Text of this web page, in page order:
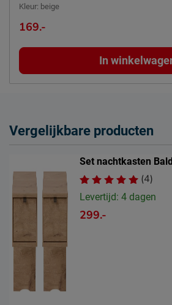
Kleur: beige
169.-
In
Vergelijkbare producten
Set nachtkasten
(4)
Levertijd: 4 dagen
299.-